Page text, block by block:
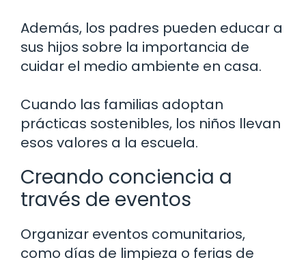
Además, los padres pueden educar a
sus hijos sobre la importancia de
cuidar el medio ambiente en casa.
Cuando las familias adoptan
prácticas sostenibles, los niños llevan
esos valores a la escuela.
Creando conciencia a
través de eventos
Organizar eventos comunitarios,
como días de limpieza o ferias de